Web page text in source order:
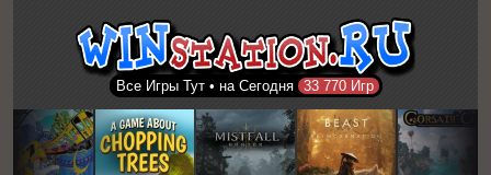
Все Игры Тут • на Сегодня 33 770 Игр